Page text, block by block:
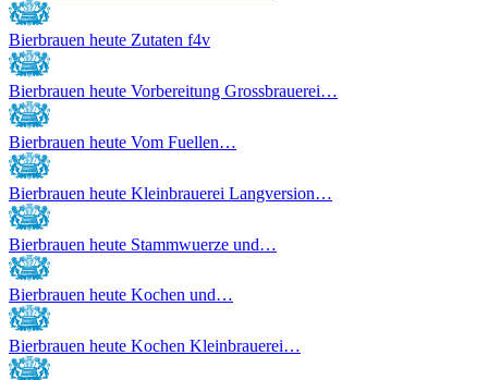
Bierbrauen heute Zutaten f4v
Bierbrauen heute Vorbereitung Grossbrauerei…
Bierbrauen heute Vom Fuellen…
Bierbrauen heute Kleinbrauerei Langversion…
Bierbrauen heute Stammwuerze und…
Bierbrauen heute Kochen und…
Bierbrauen heute Kochen Kleinbrauerei…